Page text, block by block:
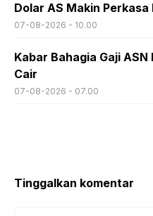
Dolar AS Makin
07-08-2026 - 10.00
Kabar Bahagia Gaji
Cair
07-08-2026 - 07.00
Tinggalkan komentar